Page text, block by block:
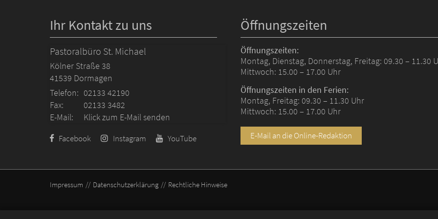
Öffnungszeiten
Öffnungszeiten:
Montag, Dienstag, Donnerstag, Freitag: 09.30 – 11.30
Mittwoch: 15.00 – 17.00 Uhr
Öffnungszeiten in den Ferien:
Montag, Freitag: 09.30 – 11.30 Uhr
Mittwoch: 15.00 – 17.00 Uhr
E-Mail an die Online-Redaktion
Ihr Kontakt zu uns
Pastoralbüro St. Michael
Kölner Straße 38
41539 Dormagen
Telefon: 02133 42190
Fax:
02133 3482
E-Mail:
Klick zum E-Mail senden
Facebook Instagram YouTube
Impressum Datenschutzerklärung Rechtliche Hinweise